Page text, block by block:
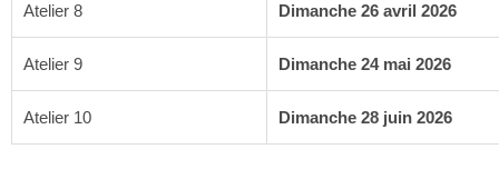
Atelier 8 Dimanche 26 avril 2026
Atelier 9 Dimanche 24 mai 2026
Atelier 10 Dimanche 28 juin 2026